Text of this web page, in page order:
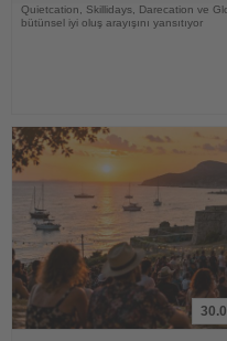
Quietcation, Skillidays, Darecation ve
bütünsel iyi oluş arayışını yansıtıyor